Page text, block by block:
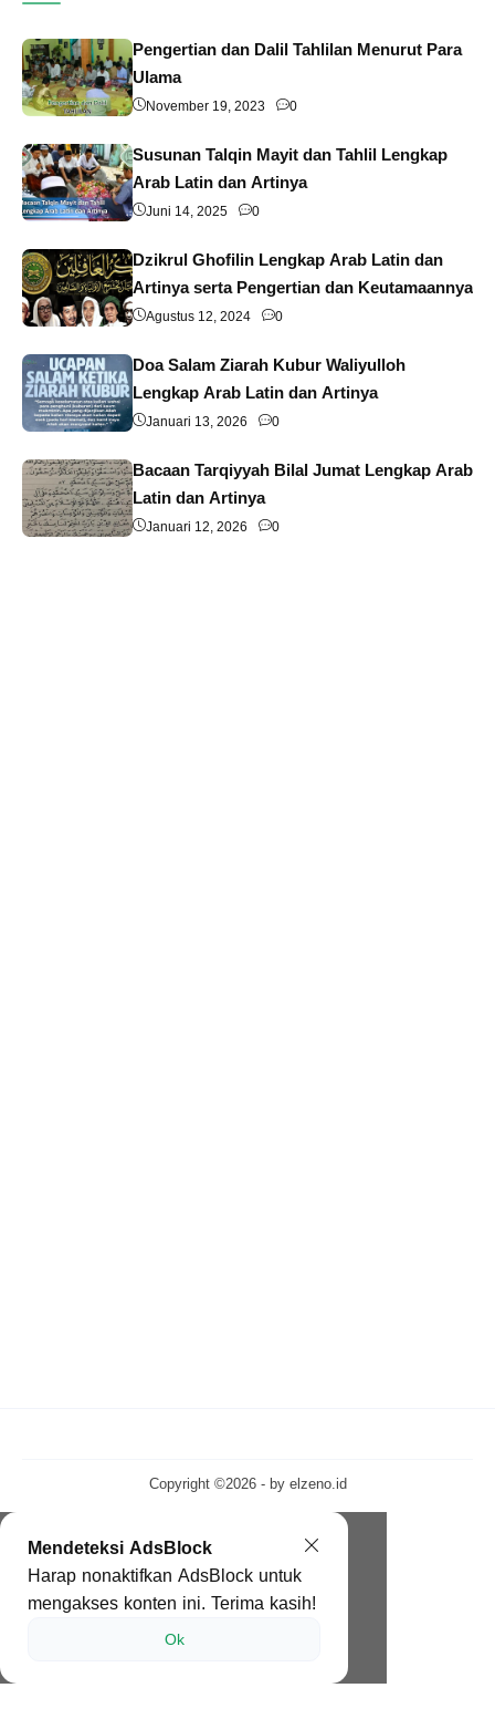
Pengertian dan Dalil Tahlilan Menurut Para
Ulama
November 19, 2023 0
Susunan Talqin Mayit dan Tahlil Lengkap
Arab Latin dan Artinya
Juni 14, 2025 0
Dzikrul Ghofilin Lengkap Arab Latin dan
Artinya serta Pengertian dan Keutamaannya
Agustus 12, 2024 0
Doa Salam Ziarah Kubur Waliyulloh
Lengkap Arab Latin dan Artinya
Januari 13, 2026 0
Bacaan Tarqiyyah Bilal Jumat Lengkap Arab
Latin dan Artinya
Januari 12, 2026 0
Copyright ©2026 - by elzeno.id
Mendeteksi AdsBlock
Harap nonaktifkan AdsBlock untuk
mengakses konten ini. Terima kasih!
Ok